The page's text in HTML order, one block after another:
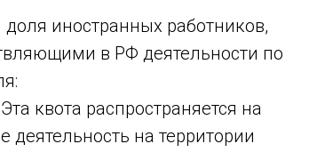
иностранных работников,
в РФ деятельности по
квота распространяется на
на территории